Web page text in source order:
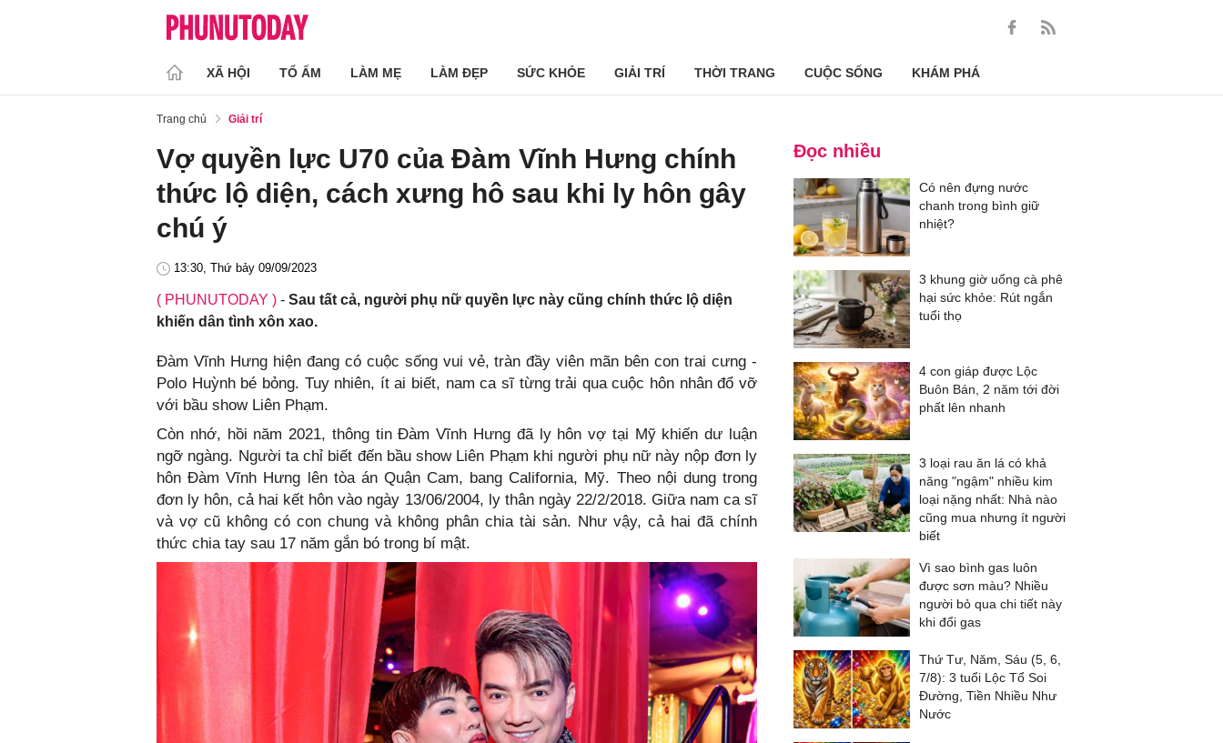
XÃ HỘI TỔ ẤM LÀM MẸ LÀM ĐẸP SỨC KHỎE GIẢI TRÍ THỜI TRANG CUỘC SỐNG KHÁM PHÁ
Trang chủ Giải trí
Vợ quyền lực U70 của Đàm Vĩnh Hưng chính
thức lộ diện, cách xưng hô sau khi ly hôn gây
chú ý
13:30, Thứ bảy 09/09/2023
( PHUNUTODAY ) - Sau tất cả, người phụ nữ quyền lực này cũng chính thức lộ diện
khiến dân tình xôn xao.
Đàm Vĩnh Hưng hiện đang có cuộc sống vui vẻ, tràn đầy viên mãn bên con trai cưng -
Polo Huỳnh bé bỏng. Tuy nhiên, ít ai biết, nam ca sĩ từng trải qua cuộc hôn nhân đổ vỡ
với bầu show Liên Phạm.
Còn nhớ, hồi năm 2021, thông tin Đàm Vĩnh Hưng đã ly hôn vợ tại Mỹ khiến dư luận
ngỡ ngàng. Người ta chỉ biết đến bầu show Liên Phạm khi người phụ nữ này nộp đơn ly
hôn Đàm Vĩnh Hưng lên tòa án Quận Cam, bang California, Mỹ. Theo nội dung trong
đơn ly hôn, cả hai kết hôn vào ngày 13/06/2004, ly thân ngày 22/2/2018. Giữa nam ca sĩ
và vợ cũ không có con chung và không phân chia tài sản. Như vậy, cả hai đã chính
thức chia tay sau 17 năm gắn bó trong bí mật.
Đọc nhiều
Có nên đựng nước
chanh trong bình giữ
nhiệt?
3 khung giờ uống cà phê
hại sức khỏe: Rút ngắn
tuổi thọ
4 con giáp được Lộc
Buôn Bán, 2 năm tới đời
phất lên nhanh
3 loại rau ăn lá có khả
năng "ngậm" nhiều kim
loại nặng nhất: Nhà nào
cũng mua nhưng ít người
biết
Vì sao bình gas luôn
được sơn màu? Nhiều
người bỏ qua chi tiết này
khi đổi gas
Thứ Tư, Năm, Sáu (5, 6,
7/8): 3 tuổi Lộc Tổ Soi
Đường, Tiền Nhiều Như
Nước